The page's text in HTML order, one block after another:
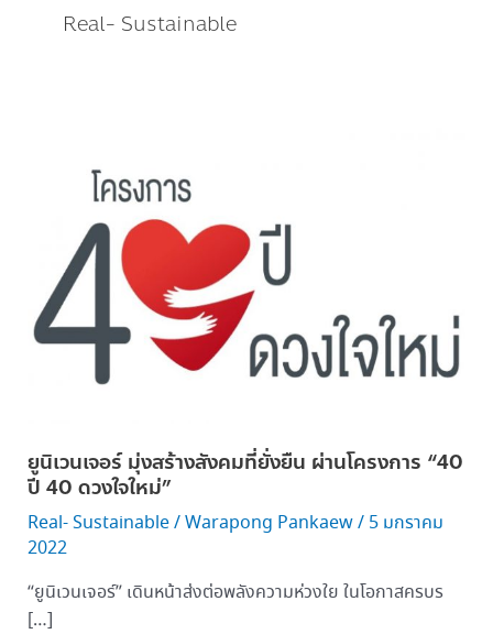
Real- Sustainable
ยูนิเวนเจอร์ มุ่งสร้างสังคมที่ยั่งยืน ผ่านโครงการ “40
ปี 40 ดวงใจใหม่”
Real- Sustainable/Warapong Pankaew/ 5 มกราคม
2022
“ยูนิเวนเจอร์” เดินหน้าส่งต่อพลังความห่วงใย ในโอกาสครบร
[…]
สร้าง
สังคม
ที่
ปี
40
ดวงใจ
ใหม่”